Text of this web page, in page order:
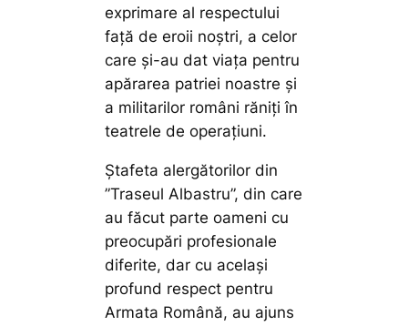
exprimare al respectului
față de eroii noștri, a celor
care și-au dat viața pentru
apărarea patriei noastre și
a militarilor români răniți în
teatrele de operațiuni.
Ștafeta alergătorilor din
”Traseul Albastru”, din care
au făcut parte oameni cu
preocupări profesionale
diferite, dar cu același
profund respect pentru
Armata Română, au ajuns